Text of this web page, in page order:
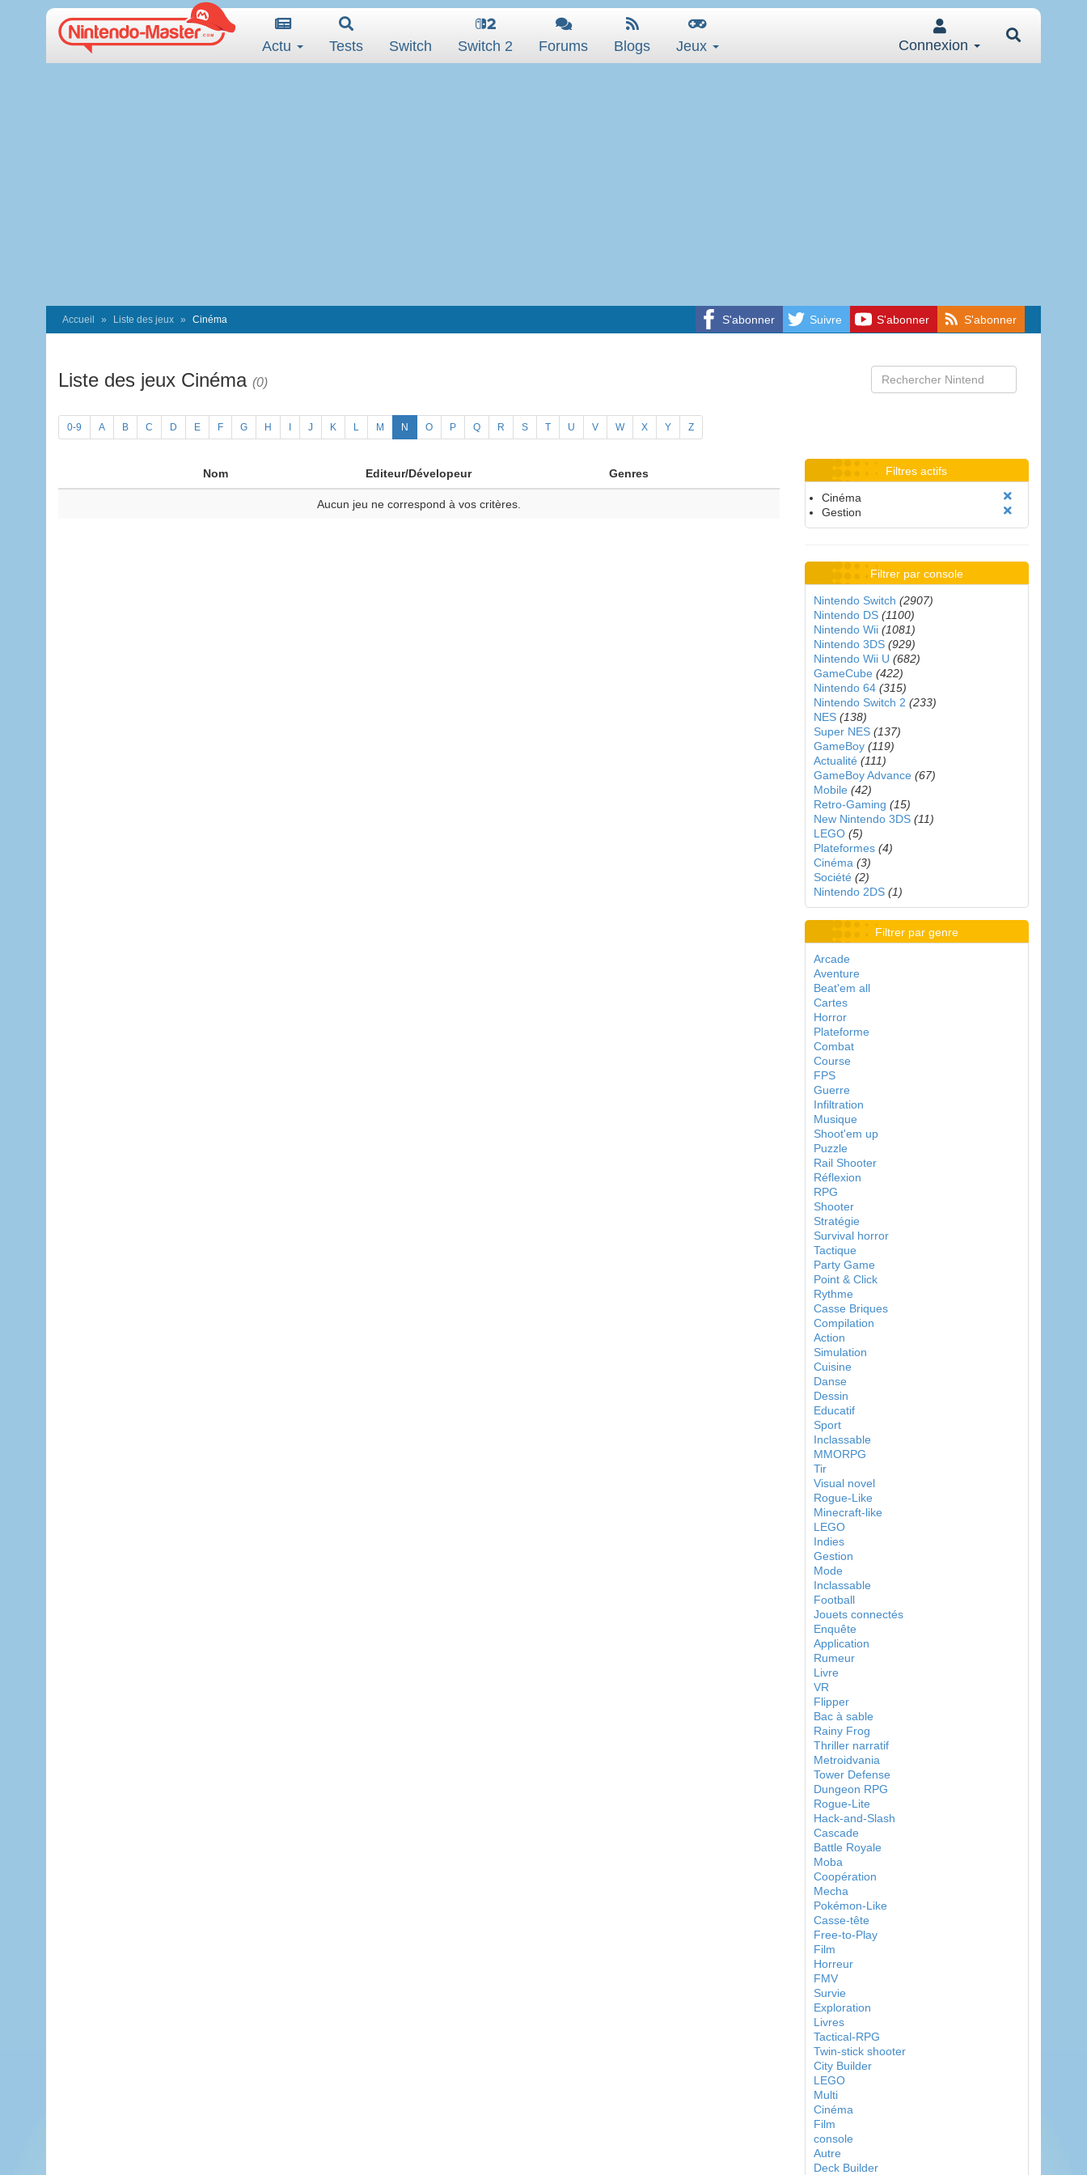
Actu Tests Switch Switch 2 Forums Blogs Jeux Connexion
S'abonner Suivre S'abonner S'abonner
Accueil Liste des jeux Cinéma
Liste des jeux Cinéma (0)
0-9 A B C D E F G H J K L M N O P Q R S T U V W X Y Z
Nom Editeur/Dévelopeur Genres
Aucun jeu ne correspond à vos critères.
Filtres actifs
Cinéma
Gestion
Filtrer par console
Nintendo Switch (2907)
Nintendo DS (1100)
Nintendo Wii (1081)
Nintendo 3DS (929)
Nintendo Wii U (682)
GameCube (422)
Nintendo 64 (315)
Nintendo Switch 2 (233)
NES (138)
Super NES (137)
GameBoy (119)
Actualité (111)
GameBoy Advance (67)
Mobile (42)
Retro-Gaming (15)
New Nintendo 3DS (11)
LEGO (5)
Plateformes (4)
Cinéma (3)
Société (2)
Nintendo 2DS (1)
Filtrer par genre
Arcade
Aventure
Beat'em all
Cartes
Horror
Plateforme
Combat
Course
FPS
Guerre
Infiltration
Musique
Shoot'em up
Puzzle
Rail Shooter
Réflexion
RPG
Shooter
Stratégie
Survival horror
Tactique
Party Game
Point & Click
Rythme
Casse Briques
Compilation
Action
Simulation
Cuisine
Danse
Dessin
Educatif
Sport
Inclassable
MMORPG
Tir
Visual novel
Rogue-Like
Minecraft-like
LEGO
Indies
Gestion
Mode
Inclassable
Football
Jouets connectés
Enquête
Application
Rumeur
Livre
VR
Flipper
Bac à sable
Rainy Frog
Thriller narratif
Metroidvania
Tower Defense
Dungeon RPG
Rogue-Lite
Hack-and-Slash
Cascade
Battle Royale
Moba
Coopération
Mecha
Pokémon-Like
Casse-tête
Free-to-Play
Film
Horreur
FMV
Survie
Exploration
Livres
Tactical-RPG
Twin-stick shooter
City Builder
LEGO
Multi
Cinéma
Film
console
Autre
Deck Builder